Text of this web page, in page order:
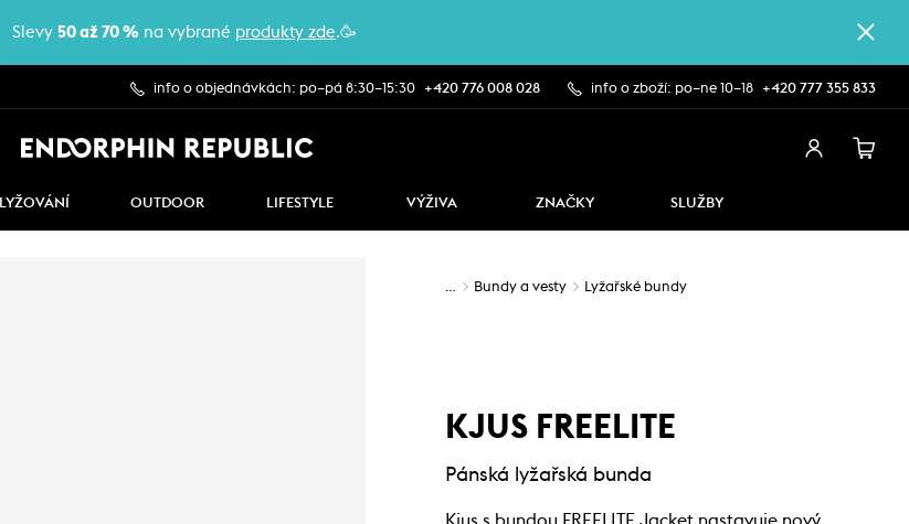
Slevy 50 až 70 % na vybrané produkty zde.🥳
info o objednávkách: po–pá 8:30–15:30 +420 776 008 028 info o zboží: po–ne 10–18 +420 777 355 833
LYŽOVÁNÍ OUTDOOR LIFESTYLE VÝŽIVA ZNAČKY SLUŽBY
… Bundy a vesty Lyžařské bundy
KJUS FREELITE
Pánská lyžařská bunda